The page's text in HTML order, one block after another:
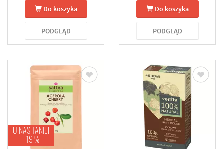
Do koszyka
PODGLĄD
Do koszyka
PODGLĄD
U NAS TANIEJ
-19 %